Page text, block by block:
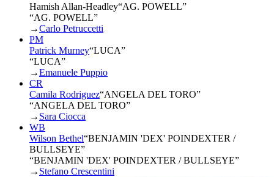
Hamish Allan-Headley“AG. POWELL”
“AG. POWELL”
→Carlo Petruccetti
PM
Patrick Murney“LUCA”
“LUCA”
→Emanuele Puppio
CR
Camila Rodriguez“ANGELA DEL TORO”
“ANGELA DEL TORO”
→ Sara Ciocca
WB
Wilson Bethel“BENJAMIN 'DEX' POINDEXTER /
BULLSEYE”
“BENJAMIN 'DEX' POINDEXTER / BULLSEYE”
→ Stefano Crescentini